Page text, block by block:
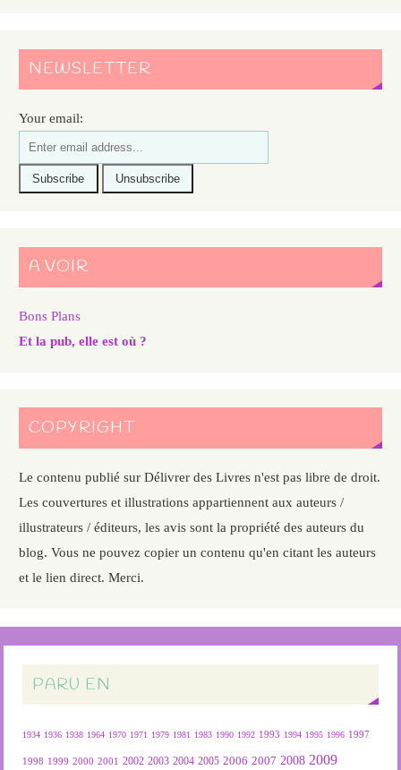
NEWSLETTER
Your email:
A VOIR
Bons Plans
Et la pub, elle est où ?
COPYRIGHT
Le contenu publié sur Délivrer des Livres n'est pas libre de droit.
Les couvertures et illustrations appartiennent aux auteurs /
illustrateurs / éditeurs, les avis sont la propriété des auteurs du
blog. Vous ne pouvez copier un contenu qu'en citant les auteurs
et le lien direct. Merci.
PARU EN
1934 1936 1938 1964 1970 1971 1979 1981 1983 1990 1992 1993 1994 1995 1996 1997
1998 1999 2000 2001 2002 2003 2004 2005 2006 2007 2008 2009